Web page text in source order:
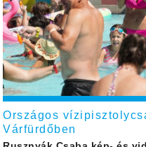
Országos
Várfürdőben